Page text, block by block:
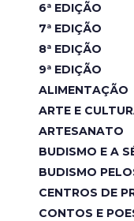
6ª EDIÇÃO
7ª EDIÇÃO
8ª EDIÇÃO
9ª EDIÇÃO
ALIMENTAÇÃO
ARTE E
ARTESANATO
BUDISMO E A
BUDISMO
CENTROS DE
CONTOS E